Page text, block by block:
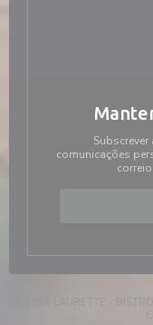
comunicações
© 2026 LAURETTE -